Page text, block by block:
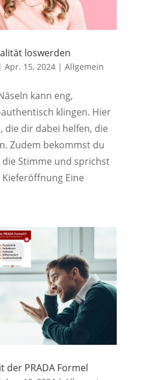
loswerden
Apr. 15, 2024| Allgemein
kann eng,
klingen. Hier
die dir dabei helfen, die
Zudem bekommst du
Stimme und sprichst
Eine
der PRADA Formel